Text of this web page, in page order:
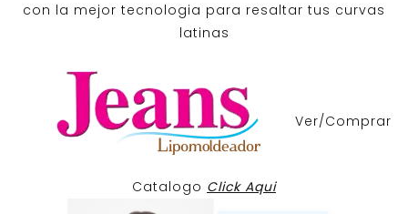
con la mejor tecnologia para resaltar tus curvas
latinas
Ver/Comprar
Catalogo Click Aqui